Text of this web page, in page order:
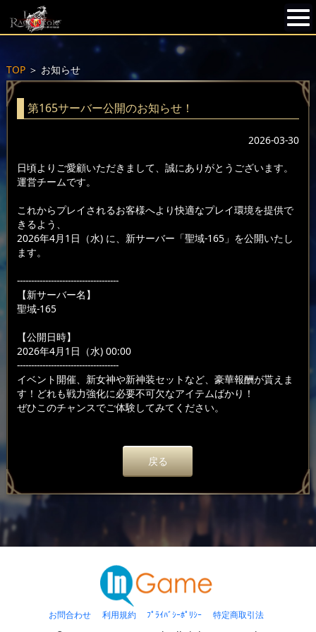
TOP＞ お知らせ
第165サーバー公開のお知らせ！
2026-03-30
日頃よりご愛顧いただきまして、誠にありがとうございます。
運営チームです。
これからプレイされるお客様へより快適なプレイ環境を提供で
きるよう、
2026年4月1日（水) に、新サーバー「聖域-165」を公開いたし
ます。
------------------------------------
【新サーバー名】
聖域-165
【公開日時】
2026年4月1日（水) 00:00
------------------------------------
イベント開催、新女神や新神装セットなど、豪華報酬が貰えま
す！どれも戦力強化に必要不可欠なアイテムばかり！
ぜひこのチャンスでご体験してみてください。
戻る
お問合わせ 利用規約 ﾌﾟﾗｲﾊﾞｼｰﾎﾟﾘｼｰ 特定商取引法